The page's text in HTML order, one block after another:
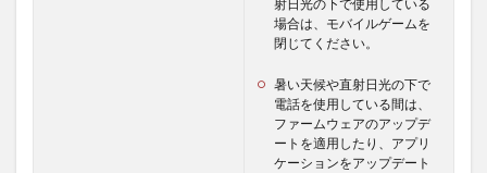
射日光の下で使用している
場合は、モバイルゲームを
閉じてください。
暑い天候や直射日光の下で
電話を使用している間は、
ファームウェアのアップデ
ートを適用したり、アプリ
ケーションをアップデート